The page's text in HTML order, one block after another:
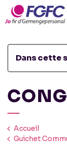
Dans cette
Accueil
Guichet